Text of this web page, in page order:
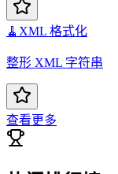
🧹 XML 格式化
整形 XML 字符串
查看更多